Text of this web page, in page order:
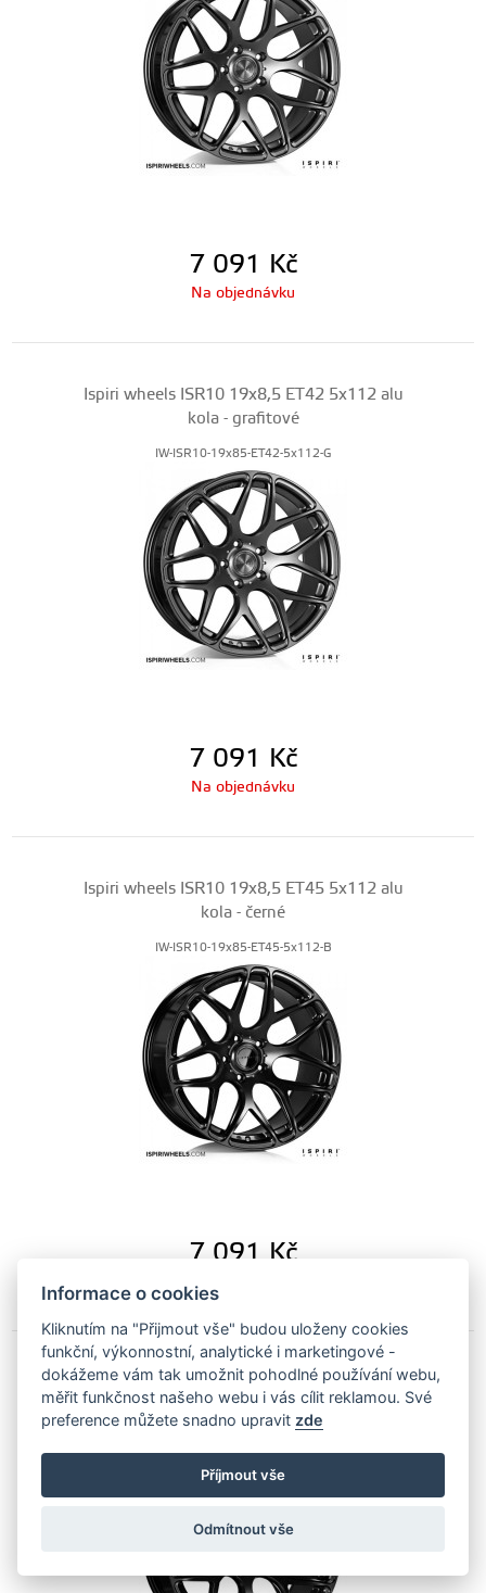
Informace o cookies
Kliknutím na "Přijmout vše" budou uloženy cookies
funkční, výkonnostní, analytické i marketingové -
dokážeme vám tak umožnit pohodlné používání webu,
měřit funkčnost našeho webu i vás cílit reklamou. Své
preference můžete snadno upravit zde
Příjmout vše
Odmítnout vše
7 091 Kč
Na objednávku
Ispiri wheels ISR10 19x8,5 ET42 5x112 alu
kola - grafitové
IW-ISR10-19x85-ET42-5x112-G
7 091 Kč
Na objednávku
Ispiri wheels ISR10 19x8,5 ET45 5x112 alu
kola - černé
IW-ISR10-19x85-ET45-5x112-B
7 091 Kč
Na objednávku
Ispiri wheels ISR10 19x8,5 ET42 5x112 alu
kola - černé